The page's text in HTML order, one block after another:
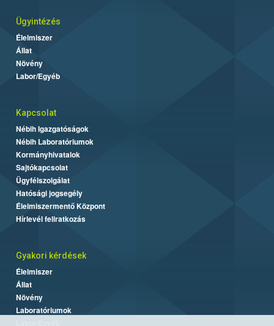
Ügyintézés
Élelmiszer
Állat
Növény
Labor/Egyéb
Kapcsolat
Nébih Igazgatóságok
Nébih Laboratóriumok
Kormányhivatalok
Sajtókapcsolat
Ügyfélszolgálat
Hatósági jogsegély
Élelmiszermentő Központ
Hírlevél feliratkozás
Gyakori kérdések
Élelmiszer
Állat
Növény
Laboratóriumok